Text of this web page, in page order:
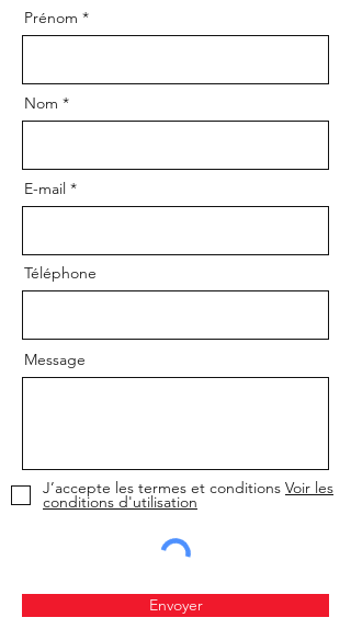
Prénom
Nom
E-mail
Téléphone
Message
J’accepte les termes et conditions Voir les
conditions d'utilisation
Envoyer